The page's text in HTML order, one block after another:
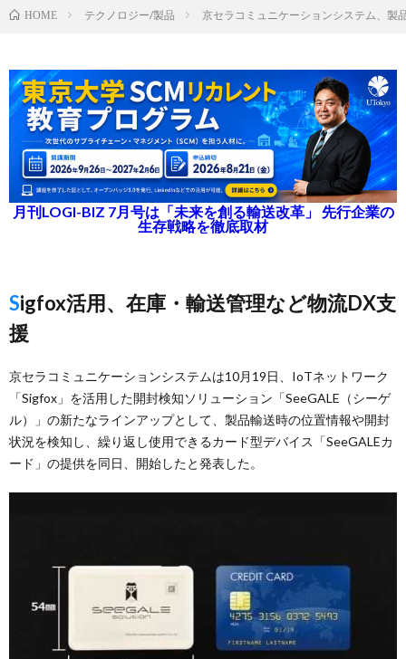
HOME テクノロジー/製品 京セラコミュニケーションシステム、製
月刊LOGI-BIZ 7月号は「未来を創る輸送改革」 先行企業の
生存戦略を徹底取材
Sigfox活用、在庫・輸送管理など物流DX支
援
京セラコミュニケーションシステムは10月19日、IoTネットワーク
「Sigfox」を活用した開封検知ソリューション「SeeGALE（シーゲ
ル）」の新たなラインアップとして、製品輸送時の位置情報や開封
状況を検知し、繰り返し使用できるカード型デバイス「SeeGALEカ
ード」の提供を同日、開始したと発表した。